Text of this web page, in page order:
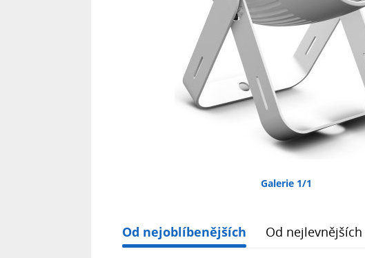
Galerie 1/1
Od nejoblíbenějších Od nejlevnějších